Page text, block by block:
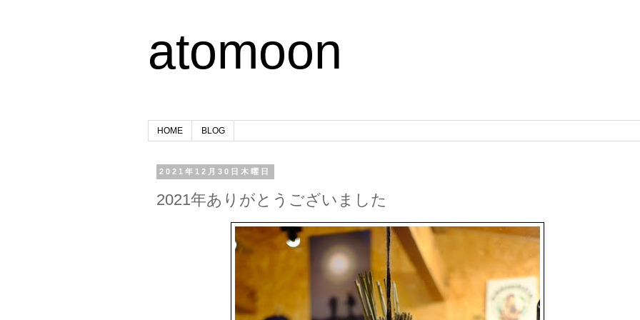
atomoon
HOME BLOG
2021年12月30日木曜日
2021年ありがとうございました